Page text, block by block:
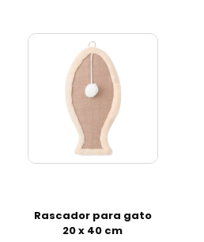
Rascador para gato
20 x 40 cm